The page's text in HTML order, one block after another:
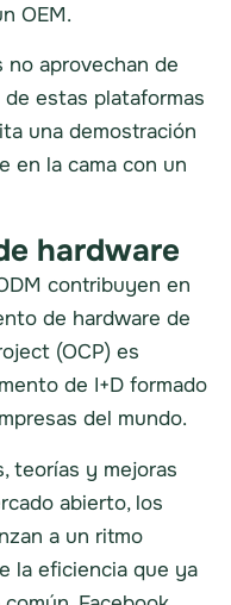
OEM.
no aprovechan de
estas plataformas
una demostración
en la cama con un
hardware
contribuyen en
de hardware de
(OCP) es
de I+D formado
del mundo.
teorías y mejoras
abierto, los
a un ritmo
la eficiencia que ya